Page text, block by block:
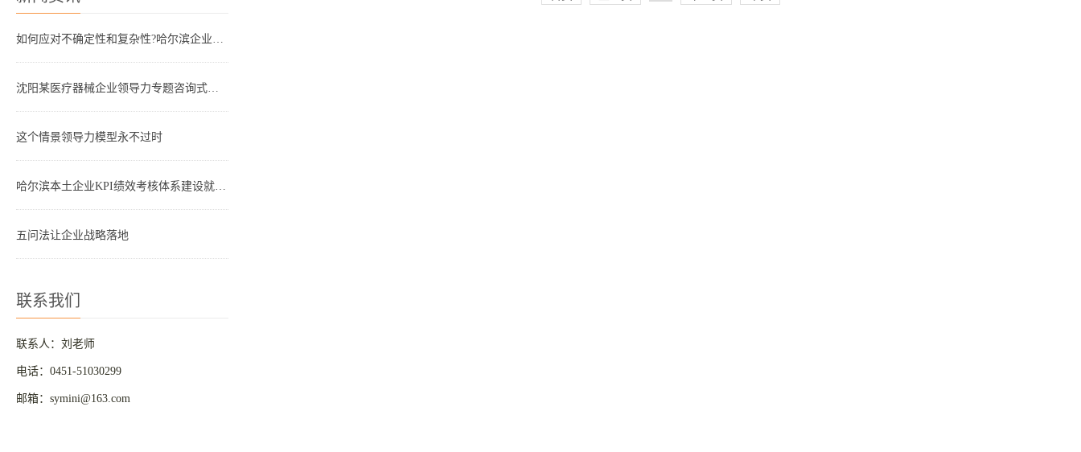
如何应对不确定性和复杂性?哈尔滨企业管理咨询顾问这样看!
沈阳某医疗器械企业领导力专题咨询式培训圆满结束
这个情景领导力模型永不过时
哈尔滨本土企业KPI绩效考核体系建设就是这四步
五问法让企业战略落地
联系我们
联系人：刘老师
电话：0451-51030299
邮箱：symini@163.com